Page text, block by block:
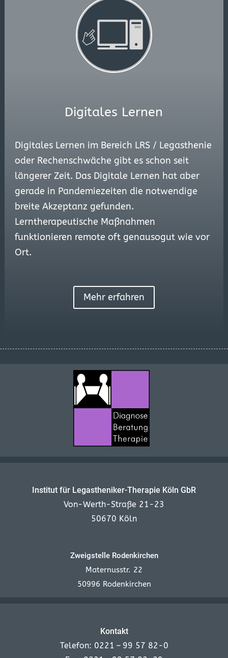
Digitales Lernen
Digitales Lernen im Bereich LRS / Legasthenie
oder Rechenschwäche gibt es schon seit
längerer Zeit. Das Digitale Lernen hat aber
gerade in Pandemiezeiten die notwendige
breite Akzeptanz gefunden.
Lerntherapeutische Maßnahmen
funktionieren remote oft genausogut wie vor
Ort.
Mehr erfahren
Institut für Legastheniker-Therapie Köln GbR
Von-Werth-Straße 21-23
50670 Köln
Zweigstelle Rodenkirchen
Maternusstr. 22
50996 Rodenkirchen
Kontakt
Telefon: 0221 – 99 57 82-0